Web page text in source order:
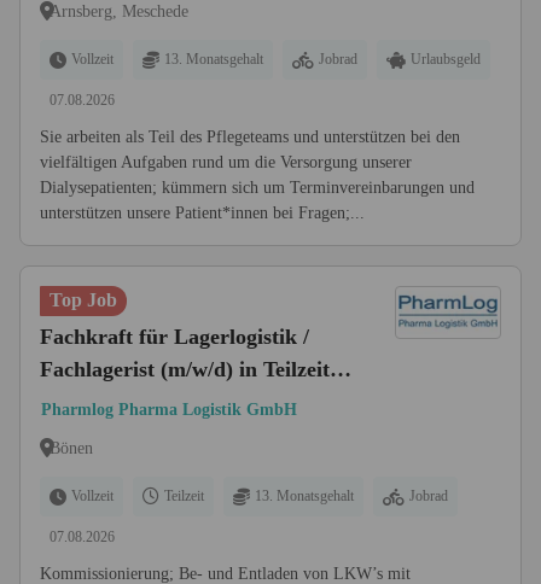
Arnsberg, Meschede
Vollzeit 13. Monatsgehalt Jobrad Urlaubsgeld
07.08.2026
Sie arbeiten als Teil des Pflegeteams und unterstützen bei den
vielfältigen Aufgaben rund um die Versorgung unserer
Dialysepatienten; kümmern sich um Terminvereinbarungen und
unterstützen unsere Patient*innen bei Fragen;...
Top Job
Fachkraft für Lagerlogistik /
Fachlagerist (m/w/d) in Teilzeit /
Vollzeit
Pharmlog Pharma Logistik GmbH
Bönen
Vollzeit Teilzeit 13. Monatsgehalt Jobrad
07.08.2026
Kommissionierung; Be- und Entladen von LKW’s mit